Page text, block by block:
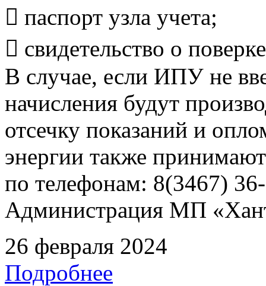
 паспорт узла учета;
 свидетельство о
В случае, если ИПУ не
начисления будут
отсечку показаний и
энергии также
по телефонам: 8(3467)
Администрация МП
26 февраля 2024
Подробнее